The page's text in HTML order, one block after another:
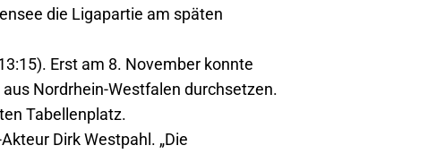
die Ligapartie am späten
Erst am 8. November konnte
Nordrhein-Westfalen durchsetzen.
Tabellenplatz.
Dirk Westpahl. „Die